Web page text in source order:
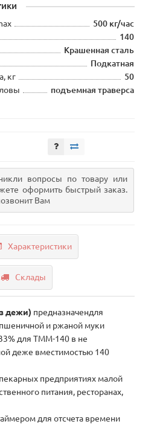
500 кг/час
140
Крашенная сталь
Подкатная
кг
50
подъемная траверса
вопросы по товару или
оформить быстрый заказ.
Вам
Характеристики
Склады
дежи) предназначендля
и ржаной муки
для ТММ-140 в не
деже вместимостью 140
предприятиях малой
питания, ресторанах,
для отсчета времени